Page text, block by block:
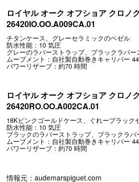
ロイヤル オーク オフショア クロノ
26420IO.OO.A009CA.01
チタンケース、グレーセラミックのベゼル
防水性能：10 気圧
グレーのラバーストラップ、ブラックラバー
ムーブメント：自社製自動巻きキャリバー
パワーリザーブ：約70 時間
ロイヤル オーク オフショア クロノ
26420RO.OO.A002CA.01
18Kピンクゴールドケース、ぐれーブラック
防水性能：10 気圧
ブラックのラバーストラップ、ブラックラバ
ムーブメント：自社製自動巻きキャリバー
パワーリザーブ：約70 時間
情報元：audemarspiguet.com